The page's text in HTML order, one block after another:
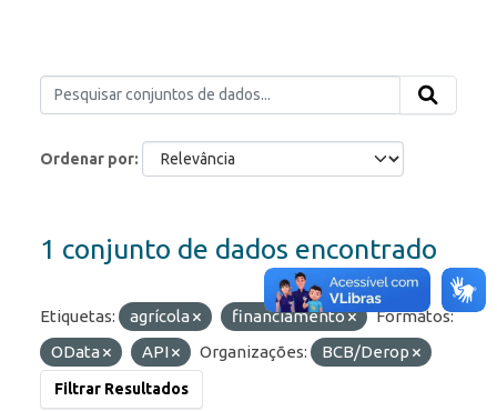
Ordenar por
1 conjunto de dados encontrado
Etiquetas: agrícola financiamento
Formatos:
OData
API Organizações: BCB/Derop
Filtrar Resultados